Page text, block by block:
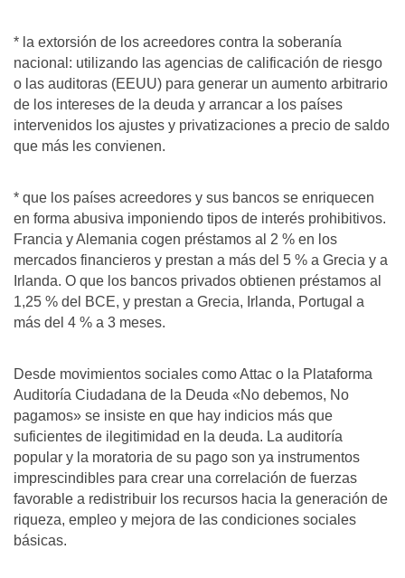
* la extorsión de los acreedores contra la soberanía
nacional: utilizando las agencias de calificación de riesgo
o las auditoras (EEUU) para generar un aumento arbitrario
de los intereses de la deuda y arrancar a los países
intervenidos los ajustes y privatizaciones a precio de saldo
que más les convienen.
* que los países acreedores y sus bancos se enriquecen
en forma abusiva imponiendo tipos de interés prohibitivos.
Francia y Alemania cogen préstamos al 2 % en los
mercados financieros y prestan a más del 5 % a Grecia y a
Irlanda. O que los bancos privados obtienen préstamos al
1,25 % del BCE, y prestan a Grecia, Irlanda, Portugal a
más del 4 % a 3 meses.
Desde movimientos sociales como Attac o la Plataforma
Auditoría Ciudadana de la Deuda «No debemos, No
pagamos» se insiste en que hay indicios más que
suficientes de ilegitimidad en la deuda. La auditoría
popular y la moratoria de su pago son ya instrumentos
imprescindibles para crear una correlación de fuerzas
favorable a redistribuir los recursos hacia la generación de
riqueza, empleo y mejora de las condiciones sociales
básicas.